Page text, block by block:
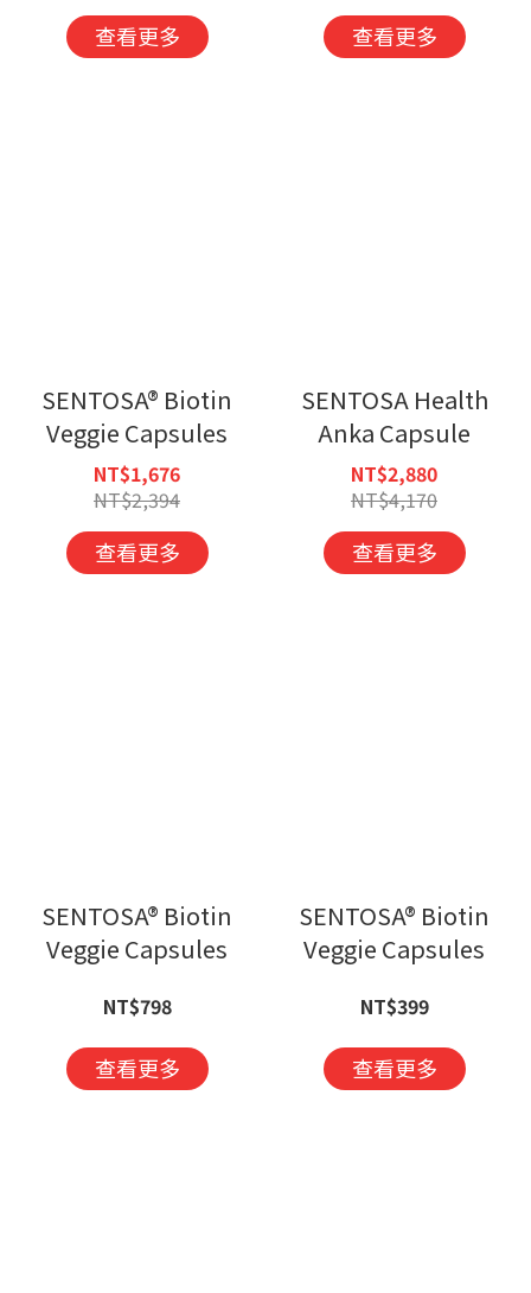
查看更多 查看更多
SENTOSA® Biotin
Veggie Capsules
NT$1,676
NT$2,394
查看更多
SENTOSA Health
Anka Capsule
NT$2,880
NT$4,170
查看更多
SENTOSA® Biotin
Veggie Capsules
NT$798
查看更多
SENTOSA® Biotin
Veggie Capsules
NT$399
查看更多